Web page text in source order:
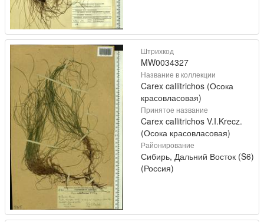
Штрихкод
MW0034327
Название в коллекции
Carex callitrichos (Осока
красовласовая)
Принятое название
Carex callitrichos V.I.Krecz.
(Осока красовласовая)
Районирование
Сибирь, Дальний Восток (S6)
(Россия)